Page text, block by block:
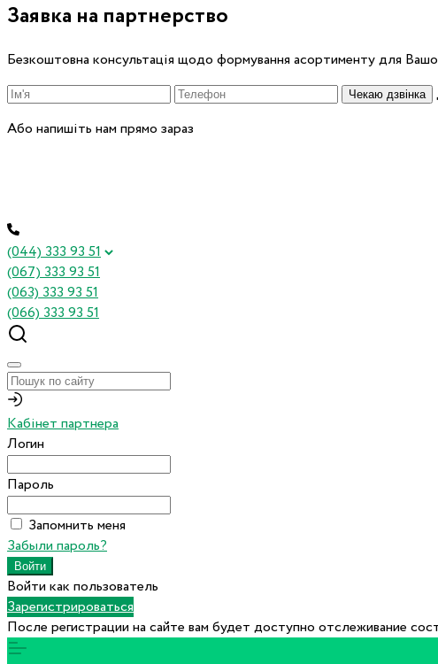
Заявка на партнерство
Безкоштовна консультація щодо формування асортименту для
Чекаю дзвінка
Або напишіть нам прямо зараз
(044) 333 93 51
(067) 333 93 51
(063) 333 93 51
(066) 333 93 51
Кабінет партнера
Логин
Пароль
Запомнить меня
Забыли пароль?
Войти как пользователь
Зарегистрироваться
После регистрации на сайте вам будет доступно отслеживание